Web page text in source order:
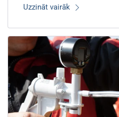
Uzzināt vairāk